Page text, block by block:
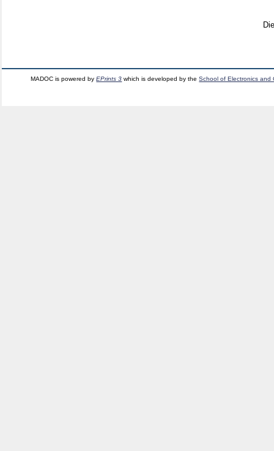
MADOC is powered byEPrints 3 which is developed by theSchool of Electronics and